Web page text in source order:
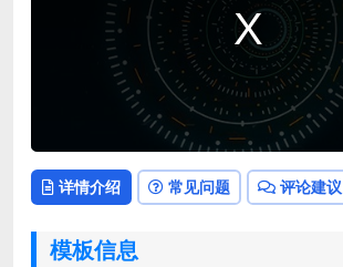
详情介绍 常见问题 评论建议
模板信息